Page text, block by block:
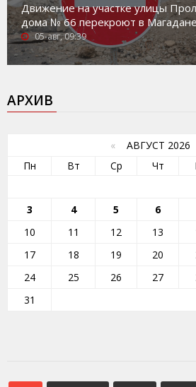
Движение на участке улицы
дома № 66 перекроют в Магадане
05-авг, 09:39
АРХИВ
« АВГУСТ
Пн
Вт Ср Чт
3
4 5 6
10
11 12 13
17
18 19 20
24
25 26 27
31